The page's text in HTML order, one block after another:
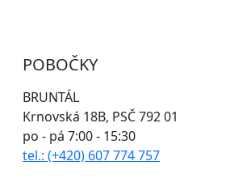
POBOČKY
BRUNTÁL
Krnovská 18B, PSČ 792 01
po - pá 7:00 - 15:30
tel.: (+420) 607 774 757